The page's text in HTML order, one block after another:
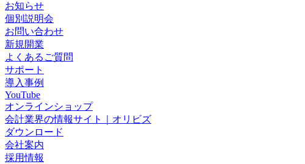
お知らせ
個別説明会
お問い合わせ
新規開業
よくあるご質問
サポート
導入事例
YouTube
オンラインショップ
会計業界の情報サイト｜オリビズ
ダウンロード
会社案内
採用情報